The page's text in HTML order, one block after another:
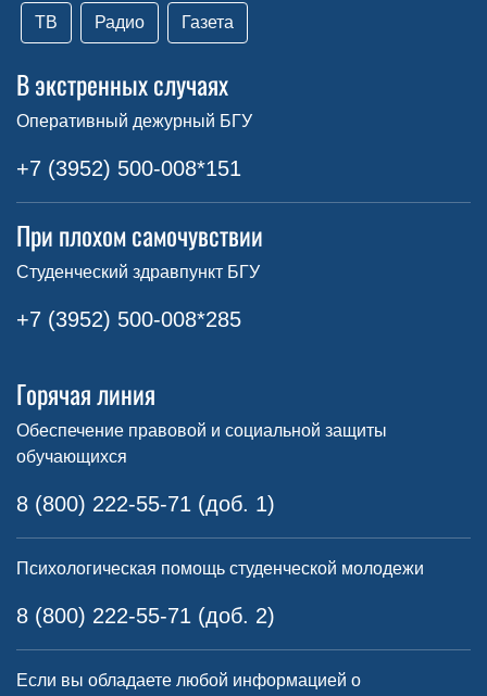
ТВ Радио Газета
В экстренных случаях
Оперативный дежурный БГУ
+7 (3952) 500-008*151
При плохом самочувствии
Студенческий здравпункт БГУ
+7 (3952) 500-008*285
Горячая линия
Обеспечение правовой и социальной защиты
обучающихся
8 (800) 222-55-71 (доб. 1)
Психологическая помощь студенческой молодежи
8 (800) 222-55-71 (доб. 2)
Если вы обладаете любой информацией о